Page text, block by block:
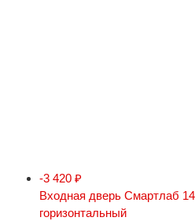
-3 420 ₽
Входная дверь Смартлаб
горизонтальный